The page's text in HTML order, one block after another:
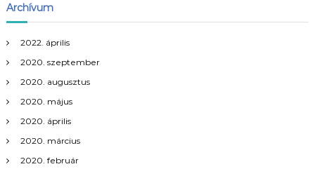
n
a
v
i
g
Archívum
2022. április
2020. szeptember
2020. augusztus
2020. május
2020. április
2020. március
2020. február